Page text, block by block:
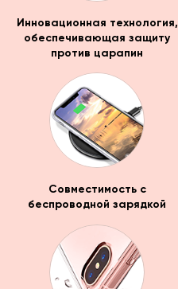
Инновационная технология,
обеспечивающая защиту
против царапин
Совместимость с
беспроводной зарядкой